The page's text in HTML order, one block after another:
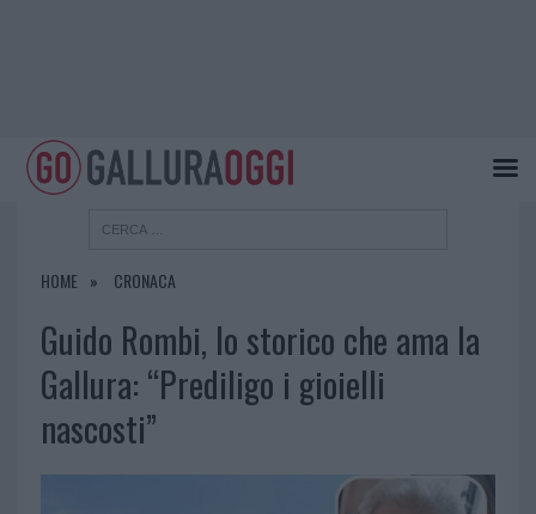
HOME CRONACA
Guido Rombi, lo storico che ama la
Gallura: “Prediligo i gioielli
nascosti”